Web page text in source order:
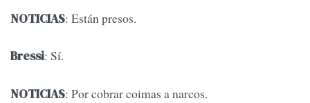
NOTICIAS: Están presos.
Bressi: Sí.
NOTICIAS: Por cobrar coimas a narcos.